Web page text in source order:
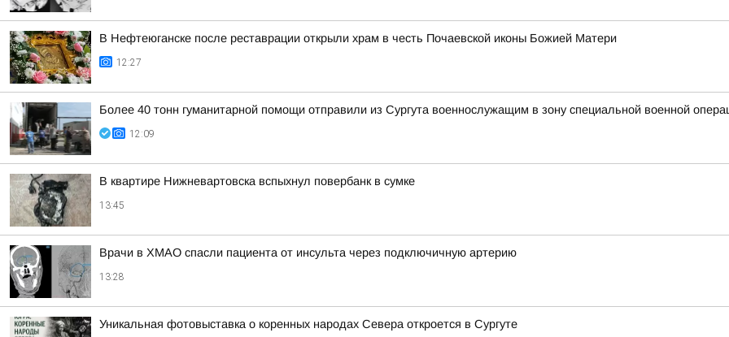
В Нефтеюганске после реставрации открыли храм в честь Почаевской иконы Божией Матери
12:27
Более 40 тонн гуманитарной помощи отправили из Сургута военнослужащим в зону специальной военной
12:09
В квартире Нижневартовска вспыхнул повербанк в сумке
13:45
Врачи в ХМАО спасли пациента от инсульта через подключичную артерию
13:28
Уникальная фотовыставка о коренных народах Севера откроется в Сургуте